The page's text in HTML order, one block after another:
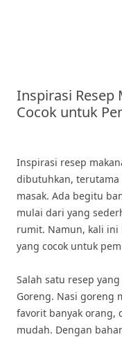
Inspirasi Resep
Cocok untuk
Inspirasi resep
dibutuhkan,
masak. Ada begitu
mulai dari yang
rumit. Namun, kali ini
yang cocok untuk
Salah satu resep
Goreng. Nasi goreng
favorit banyak orang,
mudah. Dengan